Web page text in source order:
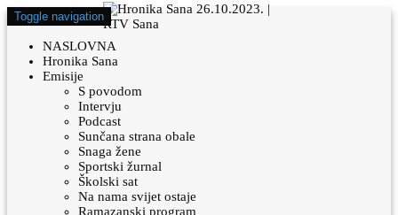
Toggle navigation
NASLOVNA
Hronika Sana
Emisije
S povodom
Intervju
Podcast
Sunčana strana obale
Snaga žene
Sportski žurnal
Školski sat
Na nama svijet ostaje
Ramazanski program